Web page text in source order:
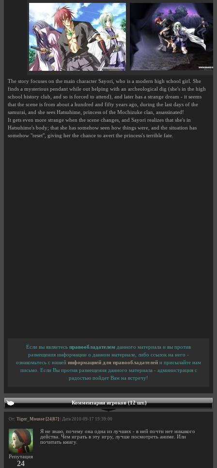
The story focuses on the main character Sayori, who is a modern high school girl. She
finds a mysterious pendant while out helping with an archeological dig (she's in the high
school history club, and so is forced to attend), and later has a strange dream - it seems
that the scene is from about a hundred and fifty years ago, during the last days of the
samurai, and she sees Hatsuhime, princess of the Mochizuke clan, assassinated!
It gets even more strange when the scene changes, and Sayori realizes that she's in
Hatsuhime's body; that she has somehow seen how things were, and the situation has
somehow "reset", giving her the chance to avert the princess's terrible fate.
Если вы являетесь правообладателем данного материала и вы против
размещения информации о данном материале, либо ссылок на него -
ознакомьтесь с нашей информацией для правообладателей и присылайте нам
письмо. Если Вы против размещения данного материала - администрация с
радостью пойдет Вам на встречу!
Комментарии игроков (12 шт.)
От: Tiger_Mousse [24|87] | Дата 2010-09-17 19:39:00
Репутация
24
Я не знаю, почему она одна из лучших - в ней почти нет никакого
действа. Чем играть в эту игру, лучше посмотреть аниме. Или
почитать книгу.